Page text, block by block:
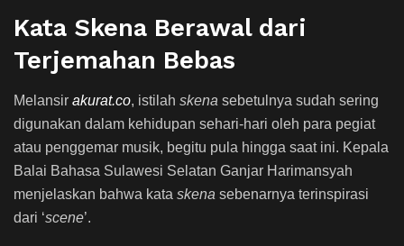
Kata Skena Berawal dari
Terjemahan Bebas
Melansir akurat.co, istilah skena sebetulnya sudah sering
digunakan dalam kehidupan sehari-hari oleh para pegiat
atau penggemar musik, begitu pula hingga saat ini. Kepala
Balai Bahasa Sulawesi Selatan Ganjar Harimansyah
menjelaskan bahwa kata skena sebenarnya terinspirasi
dari ‘scene’.